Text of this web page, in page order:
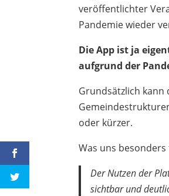
veröffentlichter
Pandemie wieder
Die App ist ja
aufgrund der
Grundsätzlich kann
oder kürzer.
Was uns
Der Nutzen der
sichtbar und